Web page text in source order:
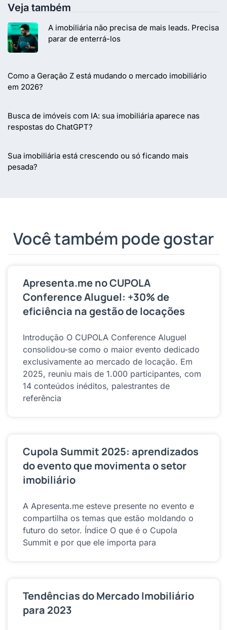
Veja também
A imobiliária não precisa de mais leads. Precisa
parar de enterrá-los
Como a Geração Z está mudando o mercado imobiliário
em 2026?
Busca de imóveis com IA: sua imobiliária aparece nas
respostas do ChatGPT?
Sua imobiliária está crescendo ou só ficando mais
pesada?
Você também pode gostar
Apresenta.me no CUPOLA
Conference Aluguel: +30% de
eficiência na gestão de locações
Introdução O CUPOLA Conference Aluguel
consolidou-se como o maior evento dedicado
exclusivamente ao mercado de locação. Em
2025, reuniu mais de 1.000 participantes, com
14 conteúdos inéditos, palestrantes de
referência
Cupola Summit 2025: aprendizados
do evento que movimenta o setor
imobiliário
A Apresenta.me esteve presente no evento e
compartilha os temas que estão moldando o
futuro do setor. Índice O que é o Cupola
Summit e por que ele importa para
Tendências do Mercado Imobiliário
para 2023